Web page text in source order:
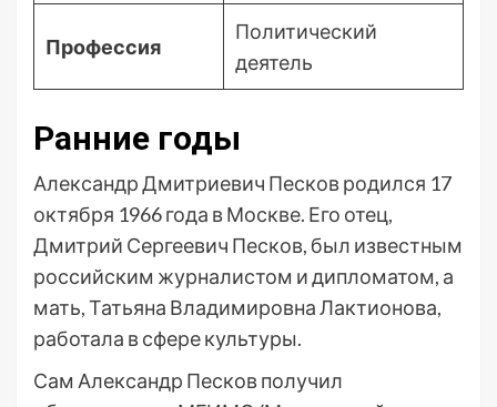
Профессия
Политический
деятель
Ранние годы
Александр Дмитриевич Песков родился 17
октября 1966 года в Москве. Его отец,
Дмитрий Сергеевич Песков, был известным
российским журналистом и дипломатом, а
мать, Татьяна Владимировна Лактионова,
работала в сфере культуры.
Сам Александр Песков получил